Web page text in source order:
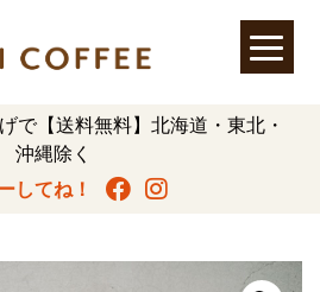
で【送料無料】北海道・東北・
沖縄除く
してね！